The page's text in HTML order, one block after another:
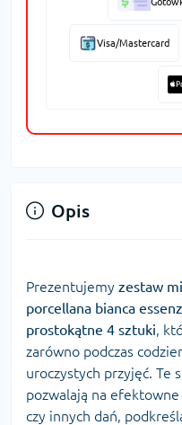
Visa/Mastercard
Opis
Prezentujemy zestaw
porcellana bianca
prostokątne 4 sztuki,
zarówno podczas
uroczystych przyjęć. Te
pozwalają na
czy innych dań,